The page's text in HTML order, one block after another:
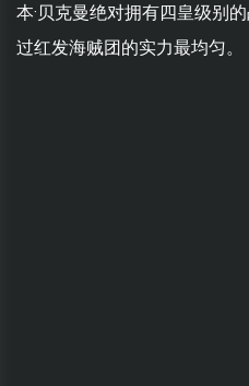
本·贝克曼绝对拥有四皇级别
过红发海贼团的实力最均匀。